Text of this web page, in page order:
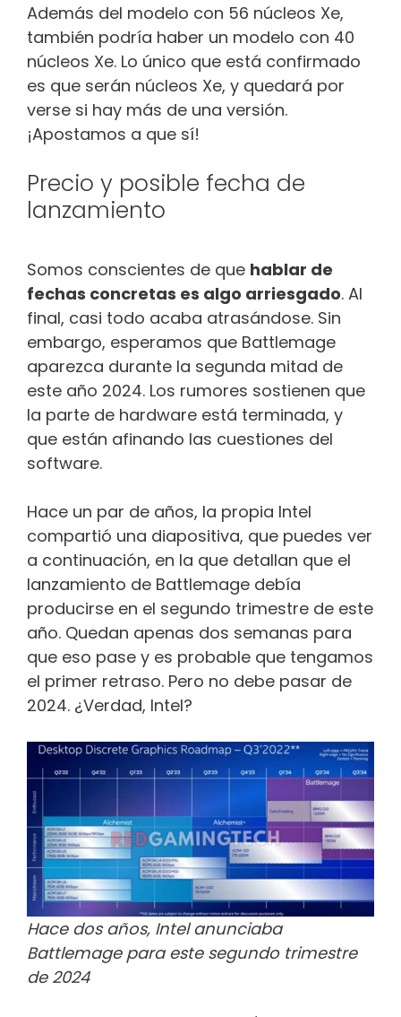
Además del modelo con 56 núcleos Xe,
también podría haber un modelo con 40
núcleos Xe. Lo único que está confirmado
es que serán núcleos Xe, y quedará por
verse si hay más de una versión.
¡Apostamos a que sí!
Precio y posible fecha de
lanzamiento
Somos conscientes de que hablar de
fechas concretas es algo arriesgado. Al
final, casi todo acaba atrasándose. Sin
embargo, esperamos que Battlemage
aparezca durante la segunda mitad de
este año 2024. Los rumores sostienen que
la parte de hardware está terminada, y
que están afinando las cuestiones del
software.
Hace un par de años, la propia Intel
compartió una diapositiva, que puedes ver
a continuación, en la que detallan que el
lanzamiento de Battlemage debía
producirse en el segundo trimestre de este
año. Quedan apenas dos semanas para
que eso pase y es probable que tengamos
el primer retraso. Pero no debe pasar de
2024. ¿Verdad, Intel?
Hace dos años, Intel anunciaba
Battlemage para este segundo trimestre
de 2024